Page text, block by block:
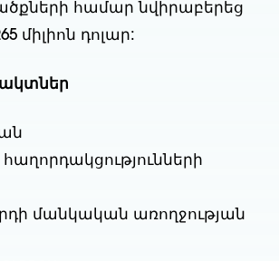
համար նվիրաբերեց
միլիոն դոլար:
մանկական առողջության